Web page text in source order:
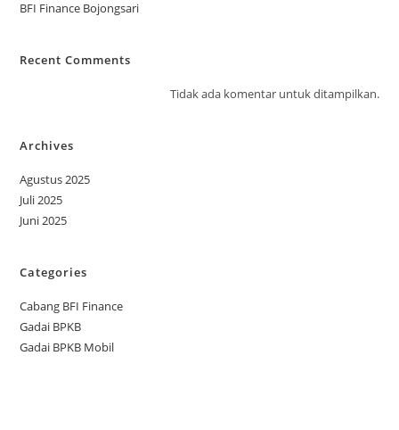
BFI Finance Bojongsari
Recent Comments
Tidak ada komentar untuk ditampilkan.
Archives
Agustus 2025
Juli 2025
Juni 2025
Categories
Cabang BFI Finance
Gadai BPKB
Gadai BPKB Mobil